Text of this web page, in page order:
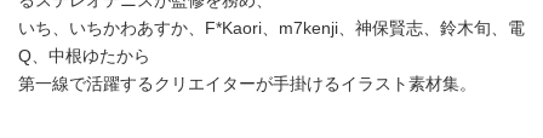
いち、いちかわあすか、F*Kaori、m7kenji、神保賢志、鈴木旬、電
Q、中根ゆたから
第一線で活躍するクリエイターが手掛けるイラスト素材集。